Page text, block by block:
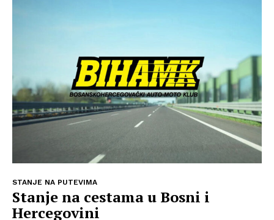
STANJE NA PUTEVIMA
Stanje na cestama u Bosni i
Hercegovini